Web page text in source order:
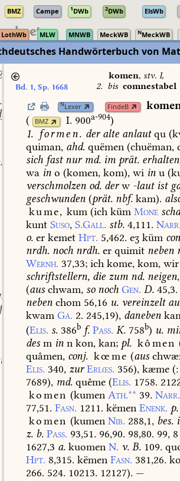
BMZ Campe 1DWb 2DWb ElsWb
LothWb MLW MNWB MeckWB NMeckWB
Handwörterbuch von
Bd. 1, Sp. 1668
komen, stv. I,
2. bis comnestabel
NLexer FindeB
(
BMZ I. 900a-904)
1. formen. deralte anlautqu
quiman, ahd. quëmen (chuëman,
sich fastnur md. im prät.
wa in o (komen, kom), wi in u
verschmolzen od. derw -lautist
geschwunden (prät. nbf. kam).
kume, kum(ichküm Mone
kunt Suso, S.Gall. stb. 4,111.
o. er kemet Hpt. 5,462. eʒ küm
nrdh. noch nrdh. er quimit neben
Wernh. 37,33; ich kome, kom, wir
schriftstellern, die zum nd. neigen,
(aus chwam, sonoch Gen. D. 45,3.
neben chom 56,16 u. vereinzelt
kwam Ga. 2. 245,19), daneben
(Elis. s. 386b f. Pass. K. 758b) u.
des m in n kon, kan; pl. kômen
quâmen, conj. kœme (aus
Elis. 340, zur Erlœs. 356), kæme (:
7689), md. quême (Elis. 1758.
komen (kumen Ath.** 39. Narr.
77,51. Fasn. 1211. këmen Enenk. p.
komen (kumen Nib. 288,1, bes.
z. b. Pass. 93,51. 96,90. 98,80. 99, 8
1627,3 a. kuomen N. v. B. 109.
Hpt. 8,315. këmen Fasn. 381,26.
266. 524. 10213. 12127). —